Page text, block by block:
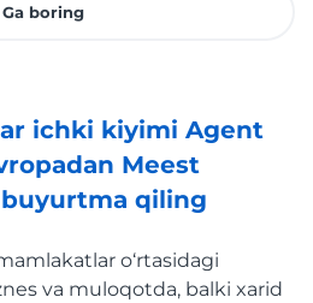
Ga boring
ichki kiyimi Agent
Meest
qiling
o‘rtasidagi
va muloqotda, balki xarid